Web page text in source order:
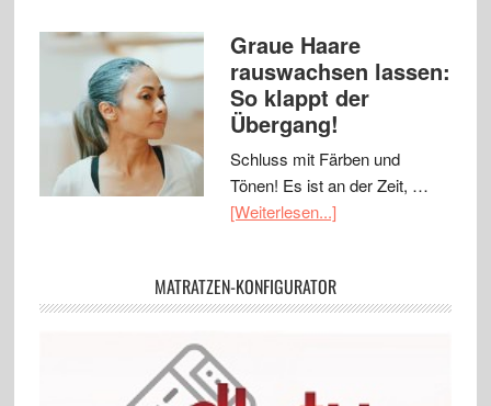
Graue Haare
rauswachsen lassen:
So klappt der
Übergang!
Schluss mit Färben und
Tönen! Es ist an der Zeit, …
[Weiterlesen...]
MATRATZEN-KONFIGURATOR